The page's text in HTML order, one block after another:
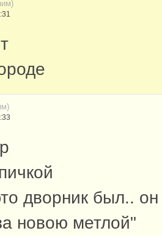
дворник был..
новою метлой"